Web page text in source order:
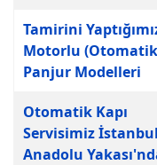
Tamirini
Motorlu
Panjur Modelleri
Otomatik Kapı
Servisimiz İstanbul
Anadolu